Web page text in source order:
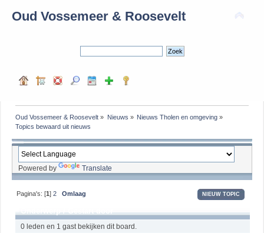
Oud Vossemeer & Roosevelt
Oud Vossemeer & Roosevelt » Nieuws » Nieuws Tholen en omgeving»
Topics bewaard uit nieuws
Powered by Translate
Pagina's: [1]2 Omlaag NIEUW TOPIC
Onderwerp/Gestart door
0 leden en 1 gast bekijken dit board.